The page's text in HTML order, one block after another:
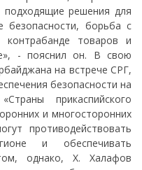
решения для
безопасности, борьба с
контрабанде товаров и
- пояснил он. В свою
на встрече СРГ,
безопасности на
прикаспийского
и многосторонних
противодействовать
и обеспечивать
однако, Х. Халафов